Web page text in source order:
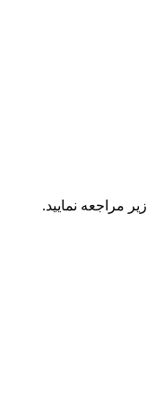
مراجعه نمایید.